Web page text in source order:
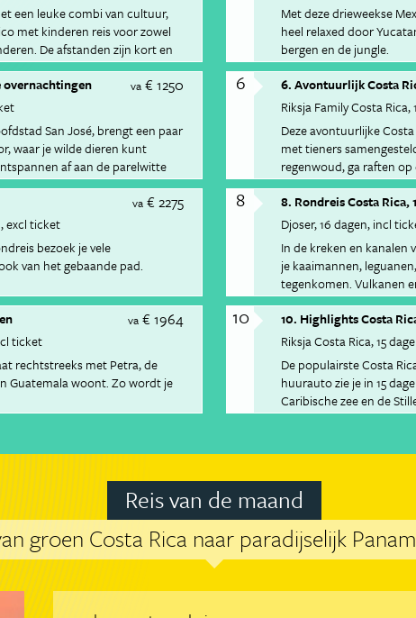
een leuke combi van cultuur,
met kinderen reis voor zowel
De afstanden zijn kort en
Met deze drieweekse
heel relaxed door
bergen en de jungle.
va€ 1250
overnachtingen
San José, brengt een paar
waar je wilde dieren kunt
af aan de parelwitte
6
6. Avontuurlijk Costa
Riksja Family Costa Rica
Deze avontuurlijke
met tieners
regenwoud, ga raften
boomtoppen en leer
va€ 2275
excl ticket
bezoek je vele
van het gebaande pad.
8
8. Rondreis Costa Rica,
Djoser 16 dagen incl
In de kreken en kanalen
je kaaimannen,
tegenkomen. Vulkanen
in Rincón de la Vieja
va€ 1964
ticket
rechtstreeks met Petra, de
Guatemala woont. Zo wordt je
10
10. Highlights Costa
Riksja Costa Rica 15
De populairste Costa
huurauto zie je in 15
Caribische zee en de
Reis van de maand
groen Costa Rica naar paradijselijk